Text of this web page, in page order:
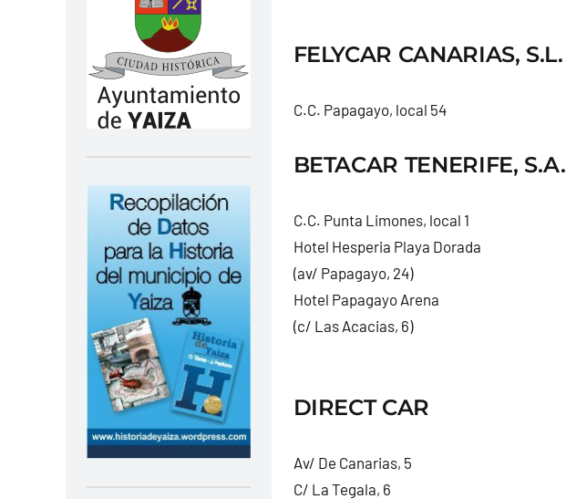
FELYCAR CANARIAS, S.L.
C.C. Papagayo, local 54
BETACAR TENERIFE, S.A.
C.C. Punta Limones, local 1
Hotel Hesperia Playa Dorada
(av/ Papagayo, 24)
Hotel Papagayo Arena
(c/ Las Acacias, 6)
DIRECT CAR
Av/ De Canarias, 5
C/ La Tegala, 6